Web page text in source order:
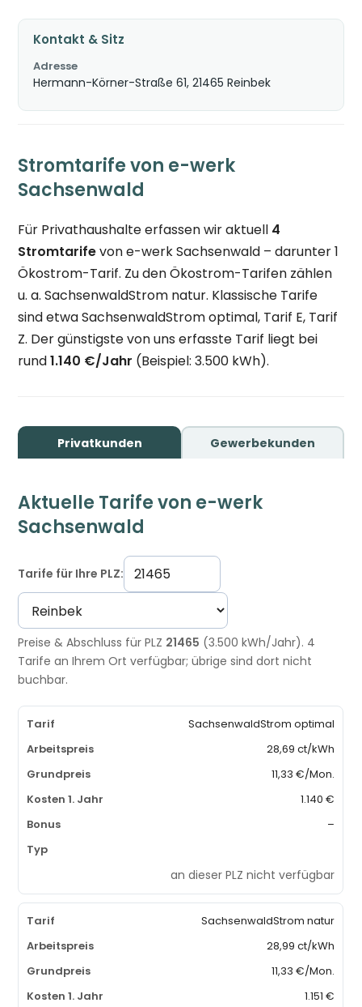
Kontakt & Sitz
Adresse
Hermann-Körner-Straße 61, 21465 Reinbek
Stromtarife von e-werk
Sachsenwald
Für Privathaushalte erfassen wir aktuell 4
Stromtarifevon e-werk Sachsenwald – darunter 1
Ökostrom-Tarif. Zu den Ökostrom-Tarifen zählen
u. a. SachsenwaldStrom natur. Klassische Tarife
sind etwa SachsenwaldStrom optimal, Tarif E, Tarif
Z. Der günstigste von uns erfasste Tarif liegt bei
rund1.140 €/Jahr (Beispiel: 3.500 kWh).
Privatkunden Gewerbekunden
Aktuelle Tarife von e-werk
Sachsenwald
Tarife für Ihre PLZ:
Preise & Abschluss für PLZ 21465 (3.500 kWh/Jahr). 4
Tarife an Ihrem Ort verfügbar; übrige sind dort nicht
buchbar.
SachsenwaldStrom optimal
28,69 ct/kWh
11,33 €/Mon.
1.140 €
–
an dieser PLZ nicht verfügbar
SachsenwaldStrom natur
28,99 ct/kWh
11,33 €/Mon.
1.151 €